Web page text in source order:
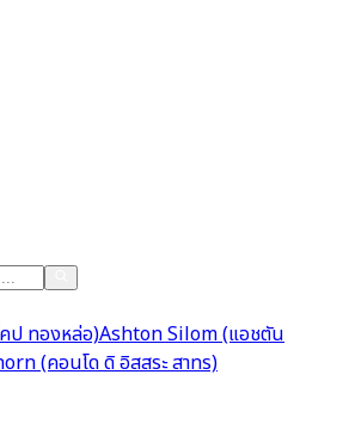
ป ทองหล่อ)Ashton Silom (แอชตัน
(คอนโด ดิ อิสสระ สาทร)